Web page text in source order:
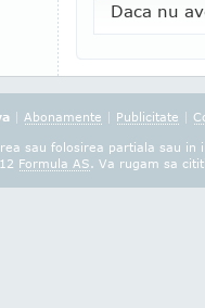
Daca nu
| Abonamente | Publicitate |
sau folosirea partiala sau
Formula AS. Va rugam sa